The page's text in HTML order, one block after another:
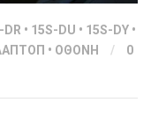
DR • 15S-DU • 15S-DY •
• ΟΘΟΝΗ /
0